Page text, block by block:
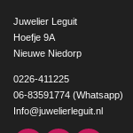
Juwelier Leguit
Hoefje 9A
Nieuwe Niedorp
0226-411225
06-83591774 (Whatsapp)
Info@juwelierleguit.nl